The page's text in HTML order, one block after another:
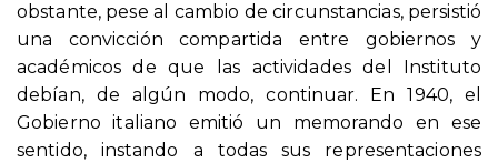
obstante, pese al cambio de circunstancias, persistió
una convicción compartida entre gobiernos y
académicos de que las actividades del Instituto
debían, de algún modo, continuar. En 1940, el
Gobierno italiano emitió un memorando en ese
sentido, instando a todas sus representaciones